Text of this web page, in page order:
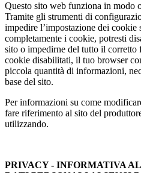
Questo sito web funziona in modo
Tramite gli strumenti di
impedire l’impostazione dei cookie
completamente i cookie, potresti
sito o impedirne del tutto il
cookie disabilitati, il tuo browser
piccola quantità di informazioni,
base del sito.
Per informazioni su come
fare riferimento al sito del
utilizzando.
PRIVACY - INFORMATIVA